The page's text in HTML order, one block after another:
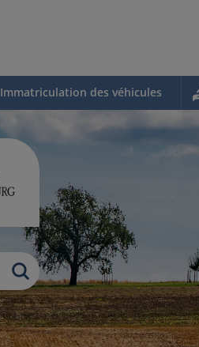
Immatriculation des véhicules